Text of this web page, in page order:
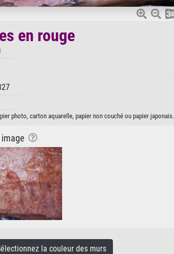
en rouge
photo, carton aquarelle, papier non couché ou papier japonais.
image
la couleur des murs